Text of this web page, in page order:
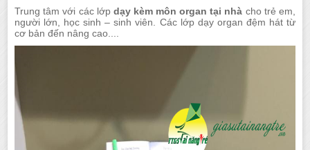
Trung tâm với các lớp dạy kèm môn organ tại nhà cho trẻ em,
người lớn, học sinh – sinh viên. Các lớp dạy organ đệm hát từ
cơ bản đến nâng cao....